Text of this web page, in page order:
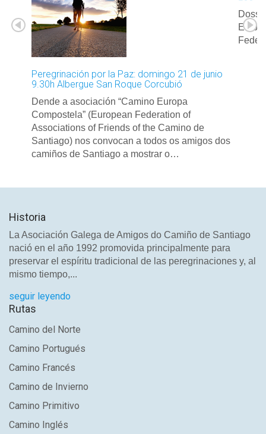
Peregrinación por la Paz: domingo 21 de junio
9.30h Albergue San Roque Corcubió
Dende a asociación “Camino Europa
Compostela” (European Federation of
Associations of Friends of the Camino de
Santiago) nos convocan a todos os amigos dos
camiños de Santiago a mostrar o…
Historia
La Asociación Galega de Amigos do Camiño de Santiago
nació en el año 1992 promovida principalmente para
preservar el espíritu tradicional de las peregrinaciones y, al
mismo tiempo,...
seguir leyendo
Rutas
Camino del Norte
Camino Portugués
Camino Francés
Camino de Invierno
Camino Primitivo
Camino Inglés